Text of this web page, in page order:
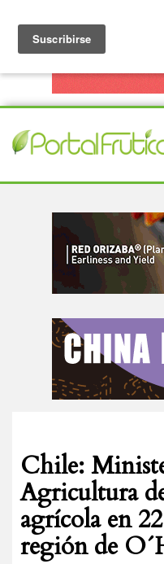
Chile:
Agricultura
agrícola en
región de